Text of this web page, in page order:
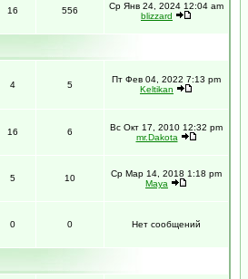
16 556
Ср Янв 24, 2024 12:04 am
blizzard
4 5
Пт Фев 04, 2022 7:13 pm
Keltikan
16 6
Вс Окт 17, 2010 12:32 pm
mr.Dakota
5 10
Ср Мар 14, 2018 1:18 pm
Maya
0 0 Нет сообщений